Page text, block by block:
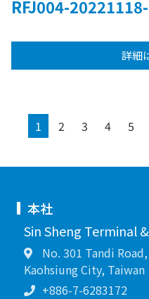
RFJ004-
詳細
1 2 3 4 5
本社
Sin Sheng Terminal
No. 301 Tandi
Kaohsiung City, Taiwan
+886-7-6283172